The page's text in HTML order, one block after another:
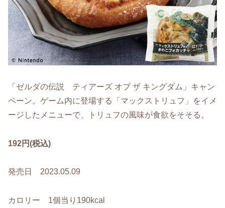
「ゼルダの伝説 ティアーズ オブ ザ キングダム」キャン
ペーン。ゲーム内に登場する「マックストリュフ」をイメ
ージしたメニューで、トリュフの風味が食欲をそそる。
192円(税込)
発売日 2023.05.09
カロリー 1個当り190kcal